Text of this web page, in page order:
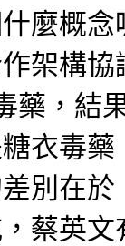
麼概
架構
藥，結
衣毒
別在
蔡英